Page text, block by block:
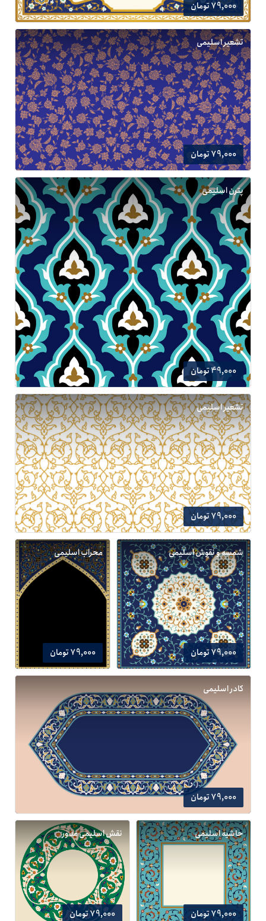
79,000 تومان
تشعیر اسلیمی
79,000 تومان
پترن اسلیمی
49,000 تومان
تشعیر اسلیمی
79,000 تومان
شمسه و نقوش اسلیمی
79,000 تومان
محراب اسلیمی
79,000 تومان
کادر اسلیمی
79,000 تومان
حاشیه اسلیمی
79,000 تومان
نقش اسلیمی مدور
79,000 تومان